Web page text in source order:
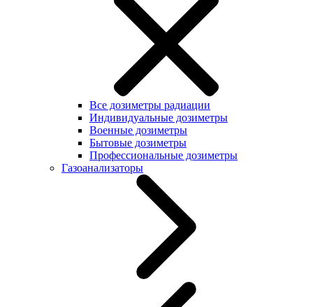
Все дозиметры радиации
Индивидуальные дозиметры
Военные дозиметры
Бытовые дозиметры
Профессиональные дозиметры
Газоанализаторы